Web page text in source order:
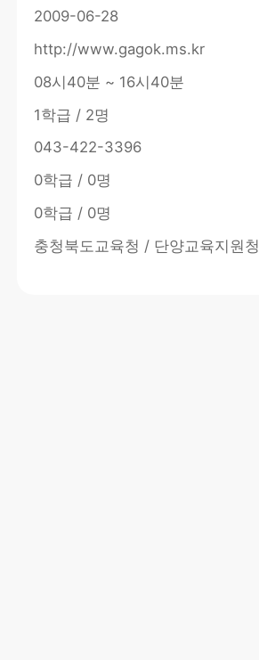
2009-06-28
http://www.gagok.ms.kr
08시40분 ~ 16시40분
1학급 / 2명
043-422-3396
0학급 / 0명
0학급 / 0명
충청북도교육청 / 단양교육지원청